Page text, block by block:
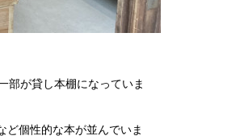
部が貸し本棚になっていま
個性的な本が並んでいま